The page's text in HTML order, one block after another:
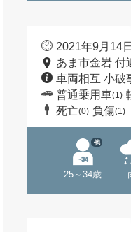
2021年9月14
あま市金岩 付
車両相互 小破
普通乗用車(1)
死亡(0) 負傷(1)
25～34歳
他